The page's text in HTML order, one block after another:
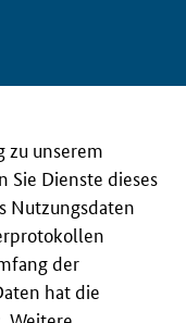
zu unserem
Sie Dienste dieses
Nutzungsdaten
der
hat die